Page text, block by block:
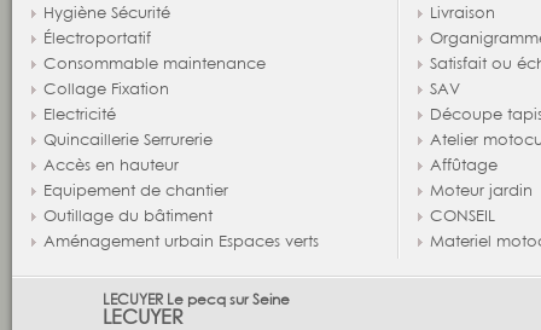
Hygiène Sécurité
Électroportatif
Consommable maintenance
Collage Fixation
Electricité
Quincaillerie Serrurerie
Accès en hauteur
Equipement de chantier
Outillage du bâtiment
Aménagement urbain Espaces verts
Livraison
Satisfait ou
SAV
Découpe
Atelier
Affûtage
Moteur jardin
CONSEIL
Materiel
LECUYER Le pecq sur Seine
LECUYER